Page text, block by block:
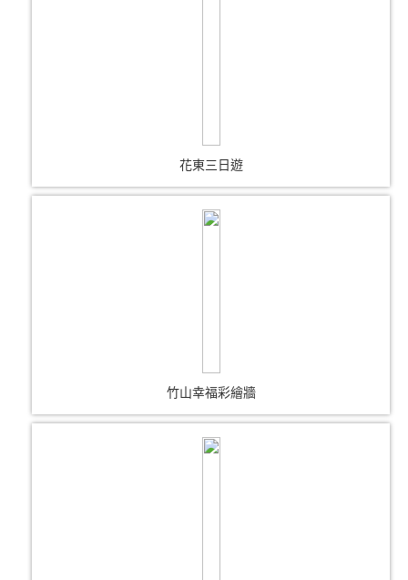
花東三日遊
竹山幸福彩繪牆